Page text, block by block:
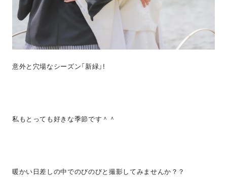
意外と穴場なシーズン「新緑」!
私もとっても好きな季節です＾＾
暖かい日差しの中でのびのびと撮影してみませんか？？